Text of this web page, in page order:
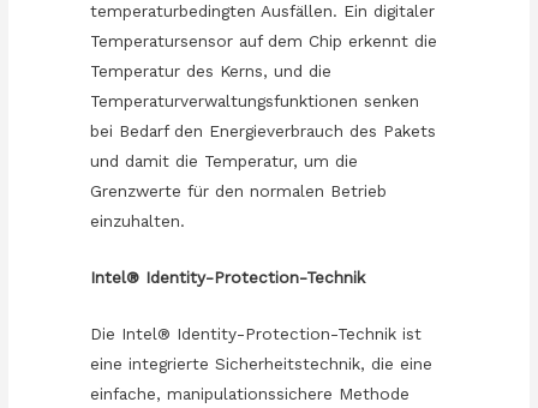
temperaturbedingten Ausfällen. Ein digitaler
Temperatursensor auf dem Chip erkennt die
Temperatur des Kerns, und die
Temperaturverwaltungsfunktionen senken
bei Bedarf den Energieverbrauch des Pakets
und damit die Temperatur, um die
Grenzwerte für den normalen Betrieb
einzuhalten.
Intel® Identity-Protection-Technik
Die Intel® Identity-Protection-Technik ist
eine integrierte Sicherheitstechnik, die eine
einfache, manipulationssichere Methode